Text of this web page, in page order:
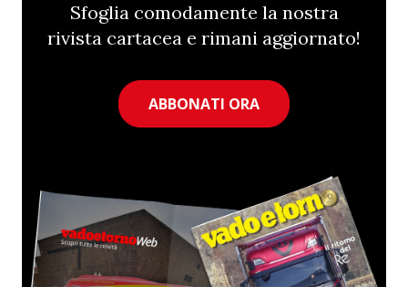
Sfoglia comodamente la nostra
rivista cartacea e rimani aggiornato!
ABBONATI ORA